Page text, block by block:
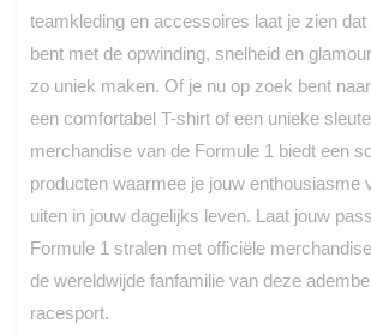
teamkleding en accessoires laat je zien dat
bent met de opwinding, snelheid en
zo uniek maken. Of je nu op zoek bent
een comfortabel T-shirt of een unieke
merchandise van de Formule 1 biedt een
producten waarmee je jouw enthousiasme
uiten in jouw dagelijks leven. Laat jouw
Formule 1 stralen met officiële
de wereldwijde fanfamilie van deze
racesport.